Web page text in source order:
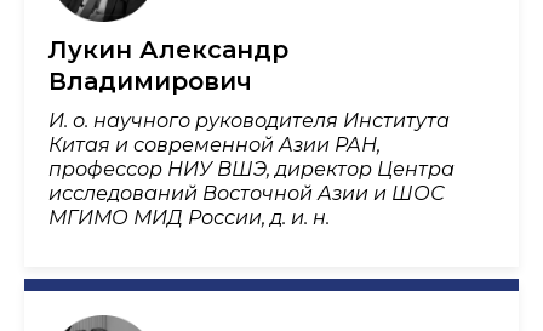
Лукин Александр
Владимирович
И. о. научного руководителя Института
Китая и современной Азии РАН,
профессор НИУ ВШЭ, директор Центра
исследований Восточной Азии и ШОС
МГИМО МИД России, д. и. н.